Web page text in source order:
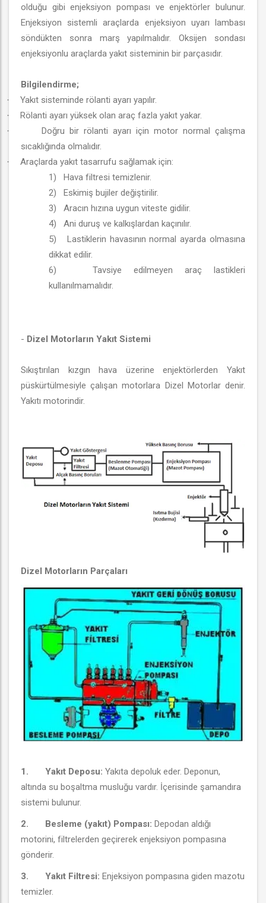
olduğu gibi enjeksiyon pompası ve enjektörler bulunur.
Enjeksiyon sistemli araçlarda enjeksiyon uyarı lambası
söndükten sonra marş yapılmalıdır. Oksijen sondası
enjeksiyonlu araçlarda yakıt sisteminin bir parçasıdır.
Bilgilendirme;
· Yakıt sisteminde rölanti ayarı yapılır.
· Rölanti ayarı yüksek olan araç fazla yakıt yakar.
·
Doğru bir rölanti ayarı için motor normal çalışma
sıcaklığında olmalıdır.
·
Araçlarda yakıt tasarrufu sağlamak için:
1) Hava filtresi temizlenir.
2) Eskimiş bujiler değiştirilir.
3) Aracın hızına uygun viteste gidilir.
4) Ani duruş ve kalkışlardan kaçınılır.
5) Lastiklerin havasının normal ayarda olmasına
dikkat edilir.
6) Tavsiye edilmeyen araç lastikleri
kullanılmamalıdır.
- Dizel Motorların Yakıt Sistemi
Sıkıştırılan kızgın hava üzerine enjektörlerden Yakıt
püskürtülmesiyle çalışan motorlara Dizel Motorlar denir.
Yakıtı motorindir.
Dizel Motorların Parçaları
1. Yakıt Deposu: Yakıta depoluk eder. Deponun,
altında su boşaltma musluğu vardır. İçerisinde şamandıra
sistemi bulunur.
2.
Besleme (yakıt) Pompası: Depodan aldığı
motorini, filtrelerden geçirerek enjeksiyon pompasına
gönderir.
3.
Yakıt Filtresi: Enjeksiyon pompasına giden mazotu
temizler.